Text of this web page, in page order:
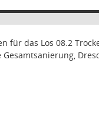
für das Los 08.2